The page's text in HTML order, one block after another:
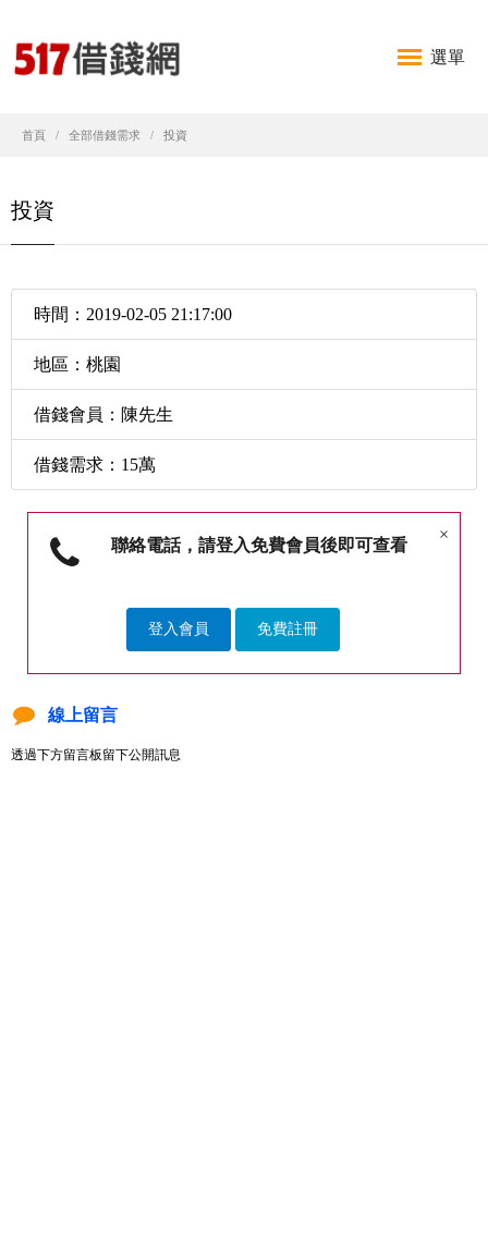
選單
首頁 全部借錢需求 投資
投資
時間：2019-02-05 21:17:00
地區：桃園
借錢會員：陳先生
借錢需求：15萬
×
聯絡電話，請登入免費會員後即可查看
登入會員 免費註冊
線上留言
透過下方留言板留下公開訊息